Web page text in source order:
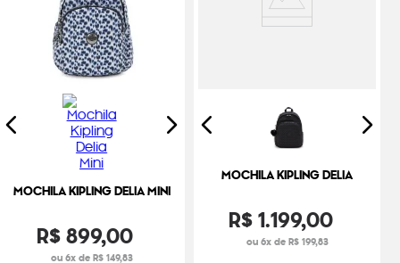
MOCHILA KIPLING DELIA MINI
R$899,00
ou 6x de R$ 149,83
MOCHILA KIPLING DELIA
R$1.199,00
ou 6x de R$ 199,83